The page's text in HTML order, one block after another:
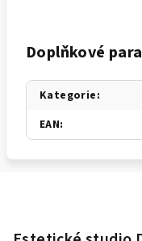
Doplňkové
Kategorie:
EAN: